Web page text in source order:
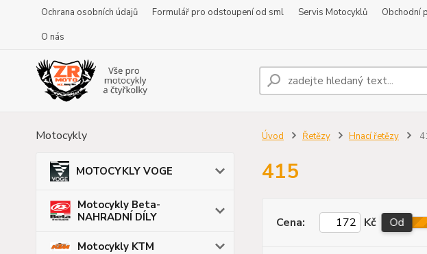
Ochrana osobních údajů Formulář pro odstoupení od sml Servis Motocyklů Obchodní
O nás
Motocykly
MOTOCYKLY VOGE
Motocykly Beta-
NAHRADNÍ DÍLY
Motocykly KTM
Úvod Řetězy Hnací řetězy
415
Cena: Kč Od